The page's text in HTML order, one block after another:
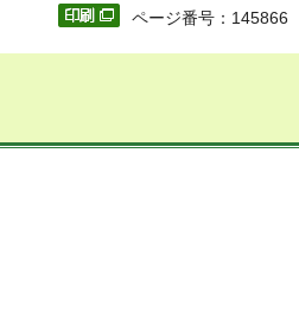
ページ番号：145866